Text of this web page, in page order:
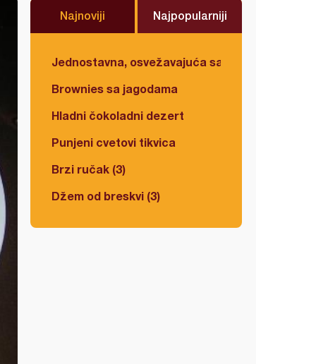
Najnoviji Najpopularniji
Jednostavna, osvežavajuća salata
Brownies sa jagodama
Hladni čokoladni dezert
Punjeni cvetovi tikvica
Brzi ručak (3)
Džem od breskvi (3)